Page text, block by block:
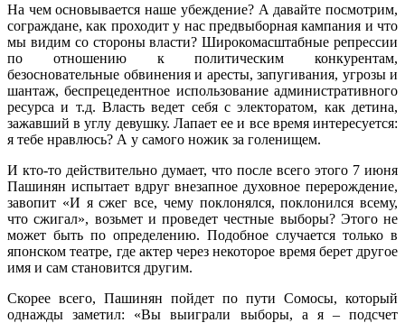
На чем основывается наше убеждение? А давайте посмотрим,
сограждане, как проходит у нас предвыборная кампания и что
мы видим со стороны власти? Широкомасштабные репрессии
по отношению к политическим конкурентам,
безосновательные обвинения и аресты, запугивания, угрозы и
шантаж, беспрецедентное использование административного
ресурса и т.д. Власть ведет себя с электоратом, как детина,
зажавший в углу девушку. Лапает ее и все время интересуется:
я тебе нравлюсь? А у самого ножик за голенищем.
И кто-то действительно думает, что после всего этого 7 июня
Пашинян испытает вдруг внезапное духовное перерождение,
завопит «И я сжег все, чему поклонялся, поклонился всему,
что сжигал», возьмет и проведет честные выборы? Этого не
может быть по определению. Подобное случается только в
японском театре, где актер через некоторое время берет другое
имя и сам становится другим.
Скорее всего, Пашинян пойдет по пути Сомосы, который
однажды заметил: «Вы выиграли выборы, а я – подсчет